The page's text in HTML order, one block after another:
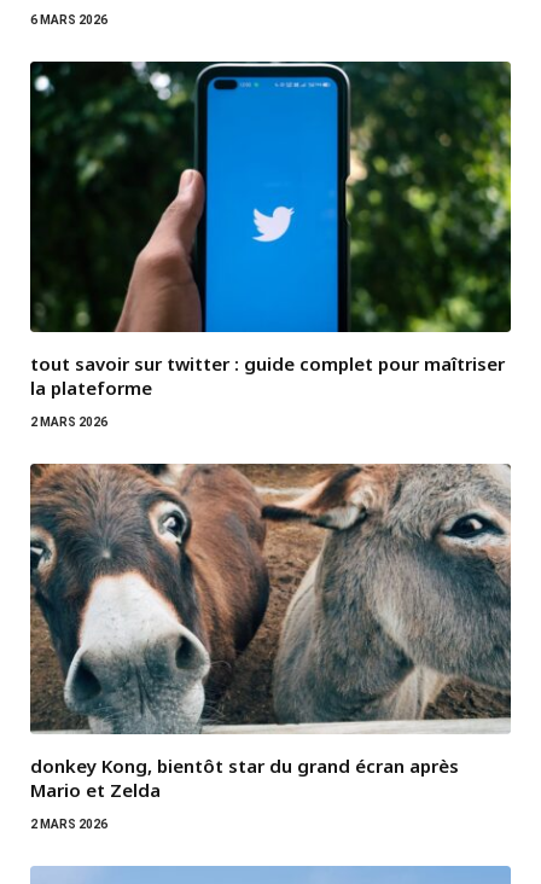
6 MARS 2026
tout savoir sur twitter : guide complet pour maîtriser
la plateforme
2 MARS 2026
donkey Kong, bientôt star du grand écran après
Mario et Zelda
2 MARS 2026